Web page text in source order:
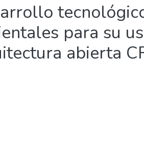
para su
abierta